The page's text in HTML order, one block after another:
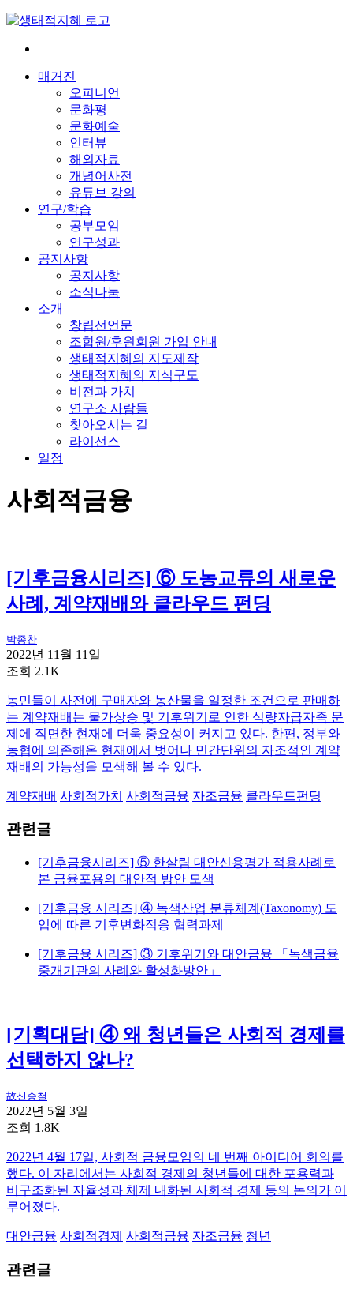
Skip
content
매거진
오피니언
문화평
문화예술
인터뷰
해외자료
개념어사전
유튜브 강의
연구/학습
공부모임
연구성과
공지사항
공지사항
소식나눔
소개
창립선언문
조합원/후원회원 가입 안내
생태적지혜의 지도제작
생태적지혜의 지식구도
비전과 가치
연구소 사람들
찾아오시는 길
라이선스
일정
사회적금융
[기후금융시리즈] ⑥ 도농교류의 새로운
사례, 계약재배와 클라우드 펀딩
박종찬
2022년 11월 11일
조회 2.1K
농민들이 사전에 구매자와 농산물을 일정한 조건으로 판매하
는 계약재배는 물가상승 및 기후위기로 인한 식량자급자족 문
제에 직면한 현재에 더욱 중요성이 커지고 있다. 한편, 정부와
농협에 의존해온 현재에서 벗어나 민간단위의 자조적인 계약
재배의 가능성을 모색해 볼 수 있다.
계약재배 사회적가치 사회적금융 자조금융 클라우드펀딩
관련글
[기후금융시리즈] ⑤ 한살림 대안신용평가 적용사례로
본 금융포용의 대안적 방안 모색
[기후금융 시리즈] ④ 녹색산업 분류체계(Taxonomy) 도
입에 따른 기후변화적응 협력과제
[기후금융 시리즈] ③ 기후위기와 대안금융 「녹색금융
중개기관의 사례와 활성화방안」
[기획대담] ④ 왜 청년들은 사회적 경제를
선택하지 않나?
故신승철
2022년 5월 3일
조회 1.8K
2022년 4월 17일, 사회적 금융모임의 네 번째 아이디어 회의를
했다. 이 자리에서는 사회적 경제의 청년들에 대한 포용력과
비구조화된 자율성과 체제 내화된 사회적 경제 등의 논의가 이
루어졌다.
대안금융 사회적경제 사회적금융 자조금융 청년
관련글